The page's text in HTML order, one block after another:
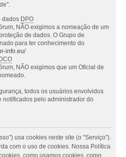
dados DPO
NÃO exigimos a nomeação de um
de dados. O Grupo de
para ter conhecimento do
info.eu/
NÃO exigimos que um Oficial de
todos os usuários envolvidos
pelo administrador do
usa cookies neste site (o "Serviço").
com o uso de cookies. Nossa Política
como usamos cookies, como